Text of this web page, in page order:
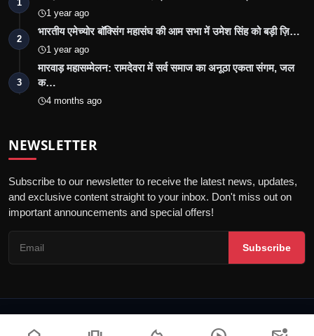
1
1 year ago
2
भारतीय एमेच्योर बॉक्सिंग महासंघ की आम सभा में उमेश सिंह को बड़ी ज़ि…
1 year ago
3
मारवाड़ महासम्मेलन: रामदेवरा में सर्व समाज का अनूठा एकता संगम, जल
क…
4 months ago
NEWSLETTER
Subscribe to our newsletter to receive the latest news, updates,
and exclusive content straight to your inbox. Don't miss out on
important announcements and special offers!
Subscribe